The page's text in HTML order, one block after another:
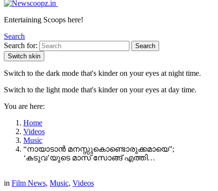
Entertaining Scoops here!
Search
Search for:
Search
Switch skin
Switch to the dark mode that's kinder on your eyes at night time.
Switch to the light mode that's kinder on your eyes at day time.
You are here:
Home
Videos
Music
“നായാടാൻ മനസ്സുകൊണ്ടൊരുക്കമായെ”;
‘കടുവ’യുടെ മാസ് സോങ്ങ് എത്തി…
in Film News, Music, Videos